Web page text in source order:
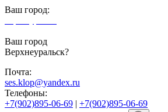
Ваш город:
Ваш город
Верхнеуральск?
Почта:
ses.klop@yandex.ru
Телефоны:
+7(902)895-06-69 | +7(902)895-06-69